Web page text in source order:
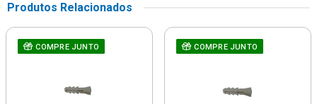
Produtos Relacionados
COMPRE JUNTO COMPRE JUNTO